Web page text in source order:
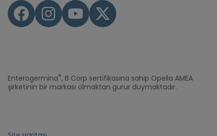
Enterogermina®, B Corp sertifikasına sahip Opella AMEA
şirketinin bir markası olmaktan gurur duymaktadır.